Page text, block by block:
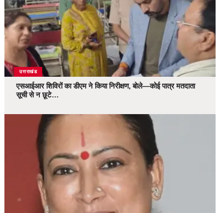
उत्तराखंड
एसआईआर शिविरों का डीएम ने किया निरीक्षण, बोले—कोई पात्र मतदाता
सूची से न छूटे…